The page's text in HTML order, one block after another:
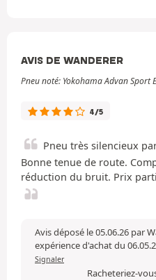
AVIS DE WANDERER
Pneu noté: Yokohama Advan Sport
4/5
Pneu très silencieux
Bonne tenue de route.
réduction du bruit. Prix
Avis déposé le 05.06.26 par
expérience d'achat du
Signaler
Racheteriez-